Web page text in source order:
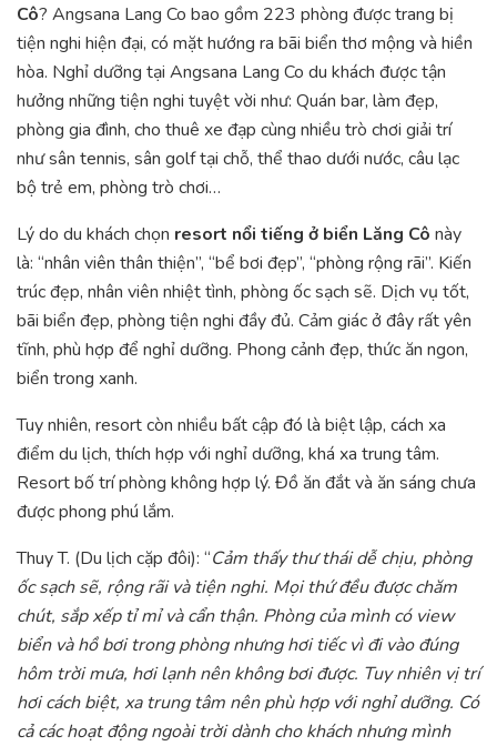
Cô? Angsana Lang Co bao gồm 223 phòng được trang bị
tiện nghi hiện đại, có mặt hướng ra bãi biển thơ mộng và hiền
hòa. Nghỉ dưỡng tại Angsana Lang Co du khách được tận
hưởng những tiện nghi tuyệt vời như: Quán bar, làm đẹp,
phòng gia đình, cho thuê xe đạp cùng nhiều trò chơi giải trí
như sân tennis, sân golf tại chỗ, thể thao dưới nước, câu lạc
bộ trẻ em, phòng trò chơi…
Lý do du khách chọn resort nổi tiếng ở biển Lăng Cô này
là: “nhân viên thân thiện”, “bể bơi đẹp”, “phòng rộng rãi”. Kiến
trúc đẹp, nhân viên nhiệt tình, phòng ốc sạch sẽ. Dịch vụ tốt,
bãi biển đẹp, phòng tiện nghi đầy đủ. Cảm giác ở đây rất yên
tĩnh, phù hợp để nghỉ dưỡng. Phong cảnh đẹp, thức ăn ngon,
biển trong xanh.
Tuy nhiên, resort còn nhiều bất cập đó là biệt lập, cách xa
điểm du lịch, thích hợp với nghỉ dưỡng, khá xa trung tâm.
Resort bố trí phòng không hợp lý. Đồ ăn đắt và ăn sáng chưa
được phong phú lắm.
Thuy T. (Du lịch cặp đôi): “Cảm thấy thư thái dễ chịu, phòng
ốc sạch sẽ, rộng rãi và tiện nghi. Mọi thứ đều được chăm
chút, sắp xếp tỉ mỉ và cẩn thận. Phòng của mình có view
biển và hồ bơi trong phòng nhưng hơi tiếc vì đi vào đúng
hôm trời mưa, hơi lạnh nên không bơi được. Tuy nhiên vị trí
hơi cách biệt, xa trung tâm nên phù hợp với nghỉ dưỡng. Có
cả các hoạt động ngoài trời dành cho khách nhưng mình